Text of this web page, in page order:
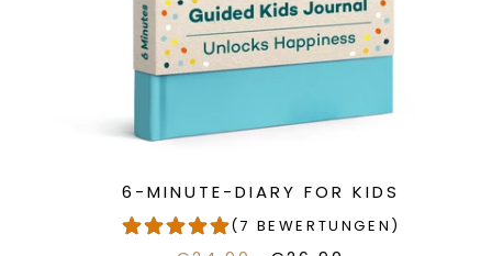
6-MINUTE-DIARY FOR KIDS
(7 BEWERTUNGEN)